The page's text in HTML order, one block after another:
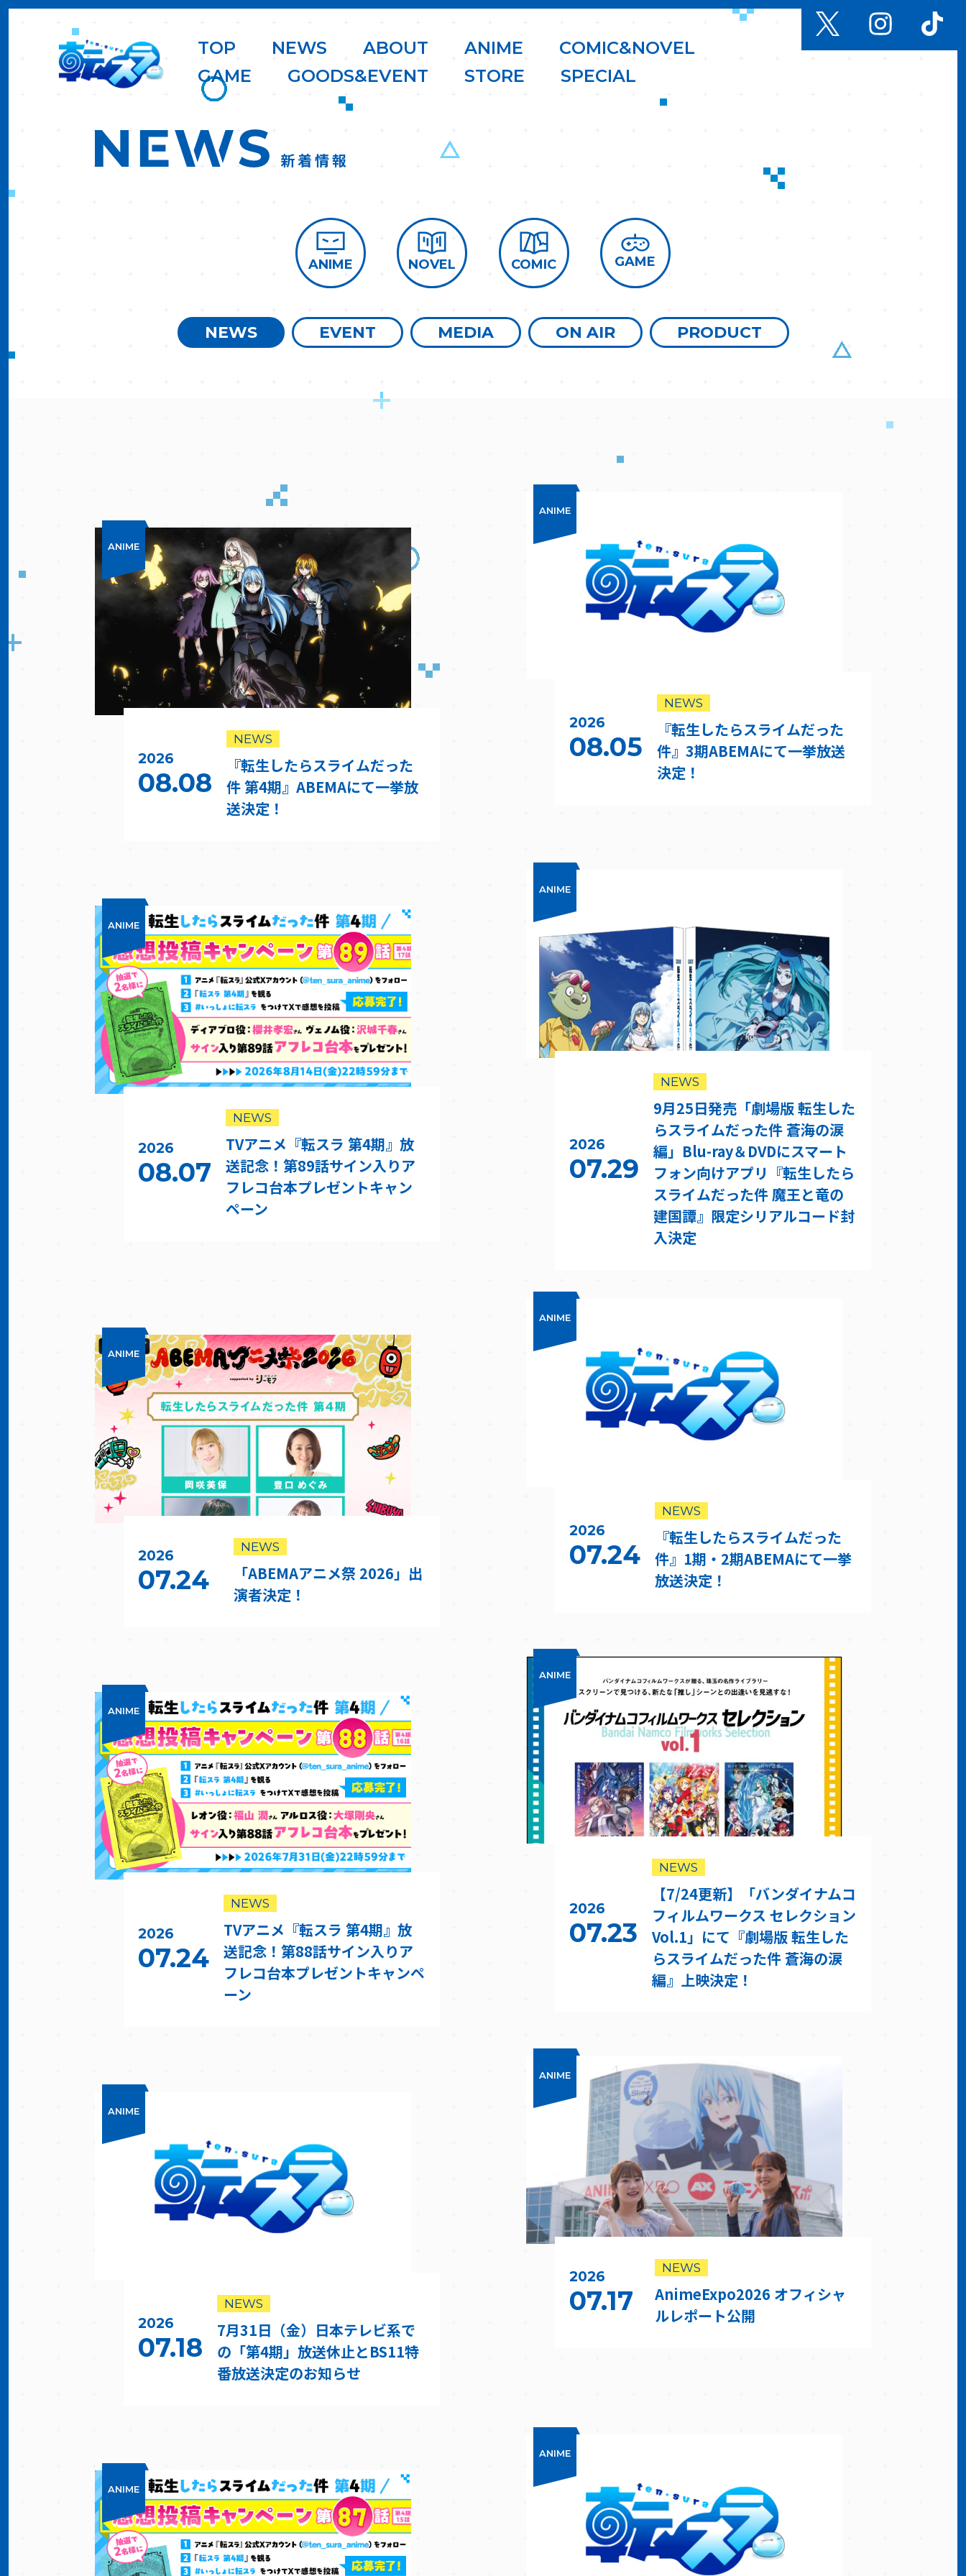
TOP NEWS ABOUT ANIME COMIC&NOVEL
GAME GOODS&EVENT STORE SPECIAL
新着情報
ANIME NOVEL COMIC GAME
NEWS EVENT MEDIA ON AIR PRODUCT
ANIME
2026
08.08
NEWS
『転生したらスライムだった
件 第4期』ABEMAにて一挙放
送決定！
ANIME
2026
08.05
NEWS
『転生したらスライムだった
件』3期ABEMAにて一挙放送
決定！
ANIME
2026
08.07
NEWS
TVアニメ『転スラ 第4期』放
送記念！第89話サイン入りア
フレコ台本プレゼントキャン
ペーン
ANIME
2026
07.29
NEWS
9月25日発売「劇場版 転生した
らスライムだった件 蒼海の涙
編」Blu-ray＆DVDにスマート
フォン向けアプリ『転生したら
スライムだった件 魔王と竜の
建国譚』限定シリアルコード封
入決定
ANIME
2026
07.24
NEWS
「ABEMAアニメ祭 2026」出
演者決定！
ANIME
2026
07.24
NEWS
『転生したらスライムだった
件』1期・2期ABEMAにて一挙
放送決定！
ANIME
2026
07.24
NEWS
TVアニメ『転スラ 第4期』放
送記念！第88話サイン入りア
フレコ台本プレゼントキャンペ
ーン
ANIME
2026
07.23
NEWS
【7/24更新】「バンダイナムコ
フィルムワークス セレクション
Vol.1」にて『劇場版 転生した
らスライムだった件 蒼海の涙
編』上映決定！
ANIME
2026
07.18
NEWS
7月31日（金）日本テレビ系で
の「第4期」放送休止とBS11特
番放送決定のお知らせ
ANIME
2026
07.17
NEWS
AnimeExpo2026 オフィシャ
ルレポート公開
ANIME
ANIME